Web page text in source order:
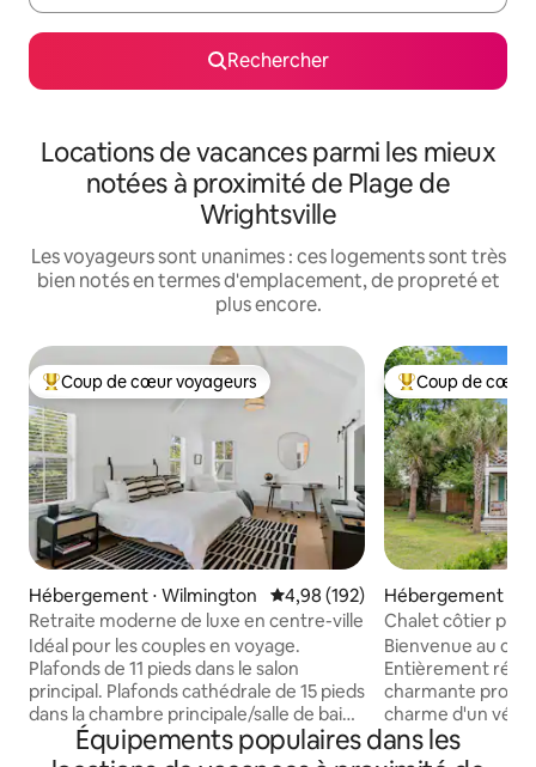
Rechercher
Locations de vacances parmi les mieux
notées à proximité de Plage de
Wrightsville
Les voyageurs sont unanimes : ces logements sont très
bien notés en termes d'emplacement, de propreté et
plus encore.
Coups de cœur voyageurs les plus appréciés
Coup de cœur voyageurs
Hébergement ⋅ Wilmington Évaluation moyenne sur la
4,98 (192)
Retraite moderne de luxe en centre-ville
Idéal pour les couples en voyage.
Plafonds de 11 pieds dans le salon
principal. Plafonds cathédrale de 15 pieds
dans la chambre principale/salle de bain !
Téléviseur 82" dans la chambre avec
système home cinéma Sonos Dolby.
Coups de cœur
Coup de cœur
Hébergement ⋅
Chalet côtier près
petit déjeuner
Bienvenue au
Entièrement
charmante
charme d'un
au bord de la
avantages de
Équipements populaires dans les